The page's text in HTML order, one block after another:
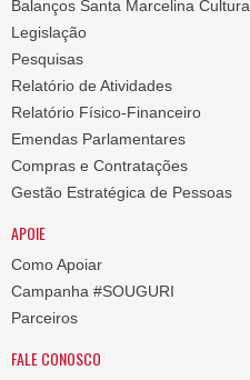
Balanços Santa Marcelina Cultura
Legislação
Pesquisas
Relatório de Atividades
Relatório Físico-Financeiro
Emendas Parlamentares
Compras e Contratações
Gestão Estratégica de Pessoas
APOIE
Como Apoiar
Campanha #SOUGURI
Parceiros
FALE CONOSCO